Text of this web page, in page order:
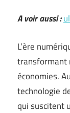
A voir aussi :
L’ère
transformant
économies.
technologie
qui suscitent